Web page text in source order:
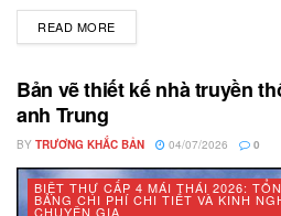
READ MORE
Bản vẽ thiết kế nhà truyền
anh Trung
BY TRƯƠNG KHẮC BẢN 04/07/2026 0
BIỆT THỰ CẤP 4 MÁI THÁI 2026:
BẢNG CHI PHÍ CHI TIẾT VÀ KINH
CHUYÊN GIA